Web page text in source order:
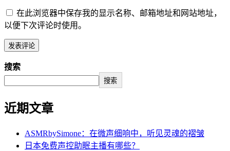
在此浏览器中保存我的显示名称、邮箱地址和网站地址，
以便下次评论时使用。
搜索
搜索
近期文章
ASMRbySimone：在微声细响中，听见灵魂的褶皱
日本免费声控助眠主播有哪些？